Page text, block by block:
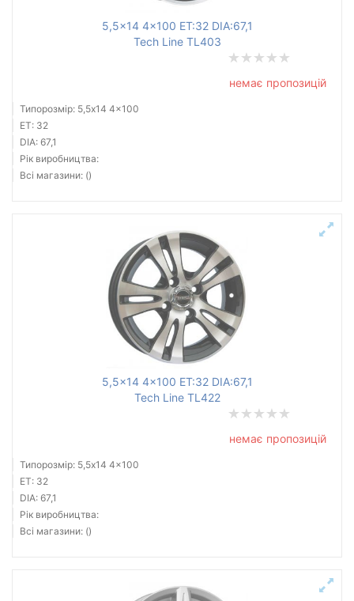
5,5x14 4x100 ET:32 DIA:67,1
Tech Line TL403
немає пропозицій
Типорозмір: 5,5x14 4x100
ET: 32
DIA: 67,1
Рік виробництва:
Всі магазини: ()
5,5x14 4x100 ET:32 DIA:67,1
Tech Line TL422
немає пропозицій
Типорозмір: 5,5x14 4x100
ET: 32
DIA: 67,1
Рік виробництва:
Всі магазини: ()